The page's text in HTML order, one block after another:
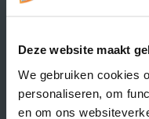
Deze website maakt
We gebruiken cookies
personaliseren, om
en om ons
Over Supply Service B.V.
Veelgestelde vragen
Retourbeleid